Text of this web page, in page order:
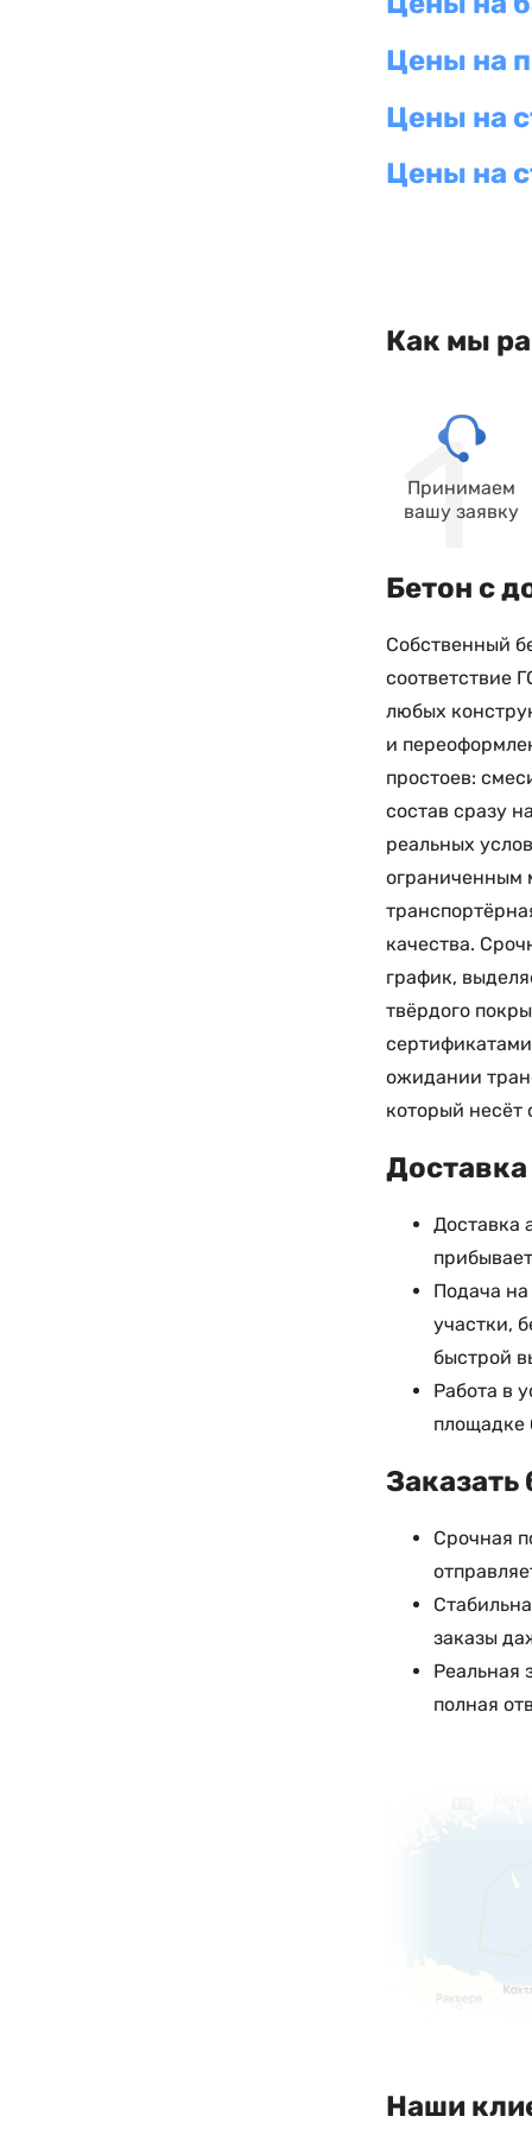
Цены на
Цены на
Цены на
Как мы
Принимаем
вашу заявку
Бетон с
Собственный
соответствие
любых
и
простоев:
состав сразу
реальных
ограниченным
качества.
график,
твёрдого
ожидании
который несёт
Доставка
Доставка
Подача
участки,
быстрой
Работа в
площадке
Заказать
Срочная
заказы
Реальная
полная
Наши